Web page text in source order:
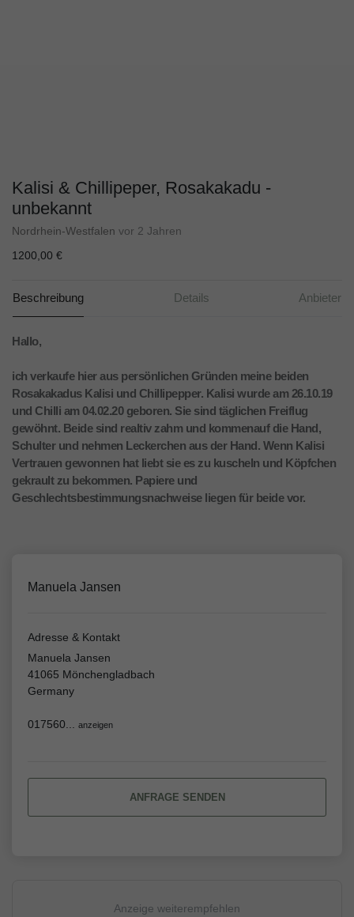
Kalisi & Chillipeper, Rosakakadu -
unbekannt
Nordrhein-Westfalen vor 2 Jahren
1200,00 €
Beschreibung Details Anbieter
Hallo,
ich verkaufe hier aus persönlichen Gründen meine beiden
Rosakakadus Kalisi und Chillipepper. Kalisi wurde am 26.10.19
und Chilli am 04.02.20 geboren. Sie sind täglichen Freiflug
gewöhnt. Beide sind realtiv zahm und kommenauf die Hand,
Schulter und nehmen Leckerchen aus der Hand. Wenn Kalisi
Vertrauen gewonnen hat liebt sie es zu kuscheln und Köpfchen
gekrault zu bekommen. Papiere und
Geschlechtsbestimmungsnachweise liegen für beide vor.
Manuela Jansen
Adresse & Kontakt
Manuela Jansen
41065 Mönchengladbach
Germany
017560... anzeigen
ANFRAGE SENDEN
Anzeige weiterempfehlen